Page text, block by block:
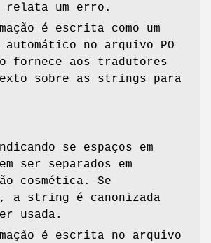
relata um erro.
é escrita como um
automático no arquivo PO
fornece aos tradutores
sobre as strings para
se espaços em
ser separados em
cosmética. Se
a string é canonizada
usada.
é escrita no arquivo